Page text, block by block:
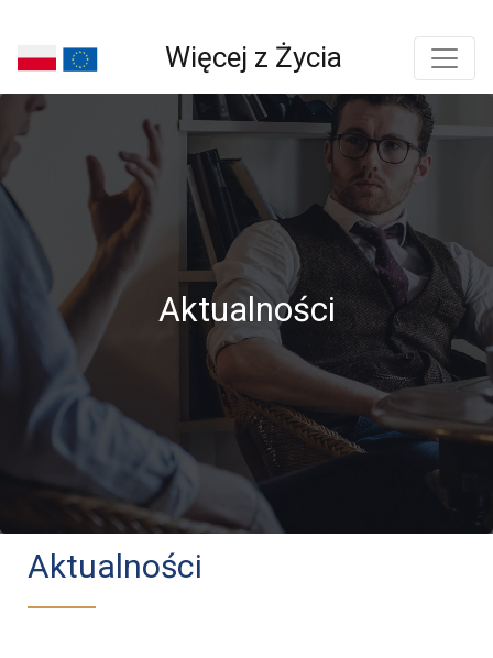
Więcej z Życia
Aktualności
Aktualności